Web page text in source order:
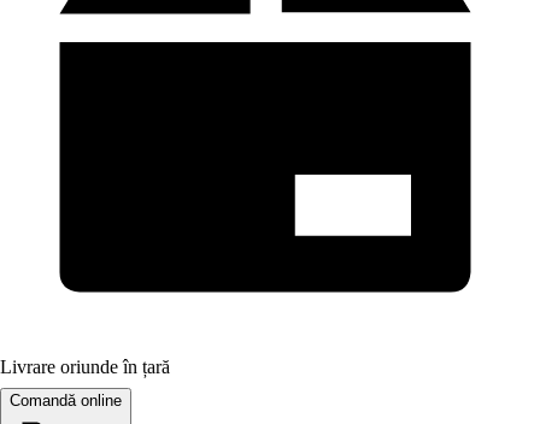
Livrare oriunde în țară
Comandă online